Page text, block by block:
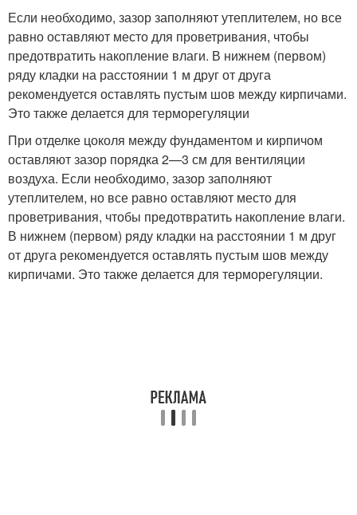
Если необходимо, зазор заполняют утеплителем, но все
равно оставляют место для проветривания, чтобы
предотвратить накопление влаги. В нижнем (первом)
ряду кладки на расстоянии 1 м друг от друга
рекомендуется оставлять пустым шов между кирпичами.
Это также делается для терморегуляции
При отделке цоколя между фундаментом и кирпичом
оставляют зазор порядка 2—3 см для вентиляции
воздуха. Если необходимо, зазор заполняют
утеплителем, но все равно оставляют место для
проветривания, чтобы предотвратить накопление влаги.
В нижнем (первом) ряду кладки на расстоянии 1 м друг
от друга рекомендуется оставлять пустым шов между
кирпичами. Это также делается для терморегуляции.